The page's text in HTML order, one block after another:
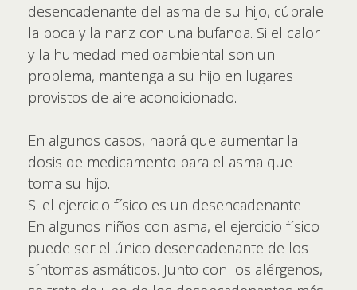
desencadenante del asma de su hijo, cúbrale
la boca y la nariz con una bufanda. Si el calor
y la humedad medioambiental son un
problema, mantenga a su hijo en lugares
provistos de aire acondicionado.
En algunos casos, habrá que aumentar la
dosis de medicamento para el asma que
toma su hijo.
Si el ejercicio físico es un desencadenante
En algunos niños con asma, el ejercicio físico
puede ser el único desencadenante de los
síntomas asmáticos. Junto con los alérgenos,